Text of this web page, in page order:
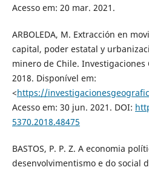
Acesso em: 20 mar. 2021.
ARBOLEDA, M. Extracción en
capital, poder estatal y
minero de Chile. Investigaciones
2018. Disponível em:
<https://
Acesso em: 30 jun. 2021. DOI:
5370.2018.48475
BASTOS, P. P. Z. A economia
desenvolvimentismo e do social